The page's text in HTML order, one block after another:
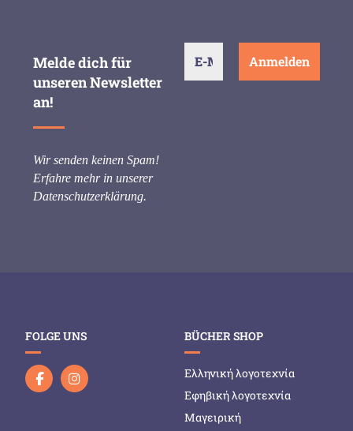
Melde dich für
unseren Newsletter
an!
Wir senden keinen Spam!
Erfahre mehr in unserer
Datenschutzerklärung.
FOLGE UNS BÜCHER SHOP
Ελληνική λογοτεχνία
Εφηβική λογοτεχνία
Μαγειρική